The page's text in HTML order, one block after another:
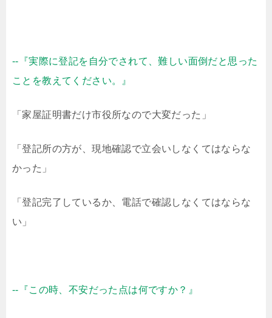
--『実際に登記を自分でされて、難しい面倒だと思った
ことを教えてください。』
「家屋証明書だけ市役所なので大変だった」
「登記所の方が、現地確認で立会いしなくてはならな
かった」
「登記完了しているか、電話で確認しなくてはならな
い」
--『この時、不安だった点は何ですか？』